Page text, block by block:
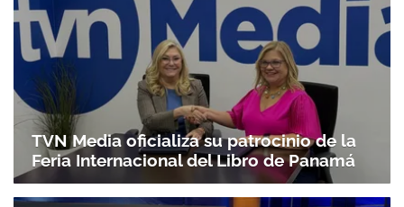
TVN Media oficializa su patrocinio de la
Feria Internacional del Libro de Panamá